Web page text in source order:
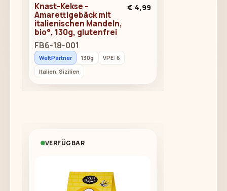
Knast-Kekse -
Amarettigebäck mit
italienischen Mandeln,
bio°, 130g, glutenfrei
FB6-18-001
€ 4,99
WeltPartner 130g
VPE: 6
Italien, Sizilien
VERFÜGBAR